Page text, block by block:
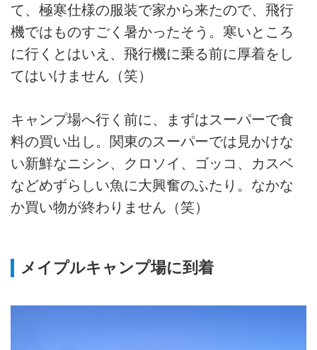
て、極寒仕様の服装で家から来たので、飛行
機ではものすごく暑かったそう。寒いところ
に行くとはいえ、飛行機に乗る前に厚着をし
てはいけません（笑）
キャンプ場へ行く前に、まずはスーパーで食
料の買い出し。関東のスーパーでは見かけな
い新鮮なニシン、クロソイ、ゴッコ、カスベ
などめずらしい魚に大興奮のふたり。なかな
か買い物が終わりません（笑）
メイプルキャンプ場に到着